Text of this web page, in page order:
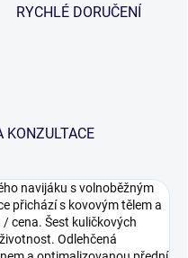
RYCHLÉ DORUČENÍ
KONZULTACE
navijáku s volnoběžným
přichází s kovovým tělem a
cena. Šest kuličkových
Odlehčená